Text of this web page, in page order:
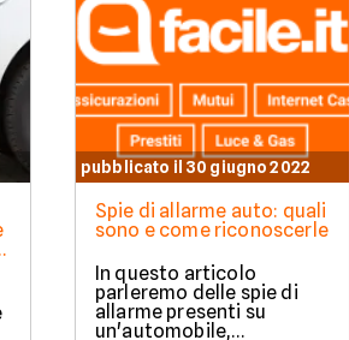
pubblicato il 30 giugno 2022
Spie di allarme auto: quali
sono e come riconoscerle
In questo articolo
parleremo delle spie di
allarme presenti su
un'automobile,